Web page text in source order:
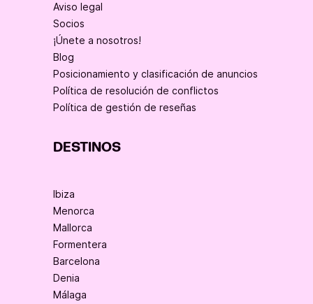
Aviso legal
Socios
¡Únete a nosotros!
Blog
Posicionamiento y clasificación de anuncios
Política de resolución de conflictos
Política de gestión de reseñas
DESTINOS
Ibiza
Menorca
Mallorca
Formentera
Barcelona
Denia
Málaga